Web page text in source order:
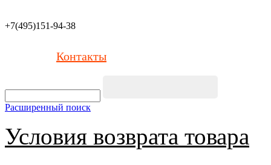
+7(495)151-94-38
Контакты
Расширенный поиск
Условия возврата товара